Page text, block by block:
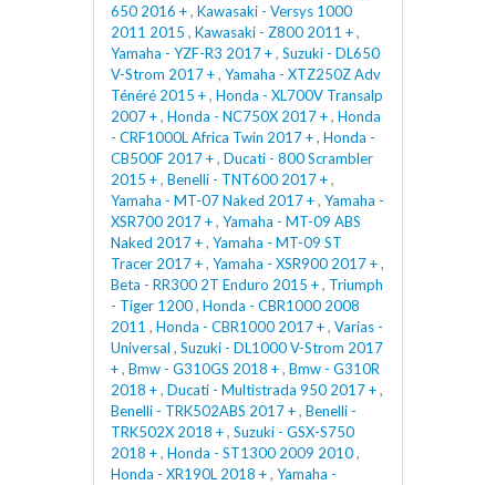
650 2016 +, Kawasaki - Versys 1000
2011 2015 , Kawasaki - Z800 2011 +,
Yamaha - YZF-R3 2017 +, Suzuki - DL650
V-Strom 2017 +, Yamaha - XTZ250Z Adv
Ténéré 2015 +, Honda - XL700V Transalp
2007 +, Honda - NC750X 2017 +, Honda
- CRF1000L Africa Twin 2017 +, Honda -
CB500F 2017 +, Ducati - 800 Scrambler
2015 +, Benelli - TNT600 2017 +,
Yamaha - MT-07 Naked 2017 +, Yamaha -
XSR700 2017 +, Yamaha - MT-09 ABS
Naked 2017 +, Yamaha - MT-09 ST
Tracer 2017 +, Yamaha - XSR900 2017 +,
Beta - RR300 2T Enduro 2015 +, Triumph
- Tiger 1200, Honda - CBR1000 2008
2011 , Honda - CBR1000 2017 +, Varias -
Universal , Suzuki - DL1000 V-Strom 2017
+, Bmw - G310GS 2018 +, Bmw - G310R
2018 +, Ducati - Multistrada 950 2017 +,
Benelli - TRK502ABS 2017 +, Benelli -
TRK502X 2018 +, Suzuki - GSX-S750
2018 +, Honda - ST1300 2009 2010,
Honda - XR190L 2018 +, Yamaha -